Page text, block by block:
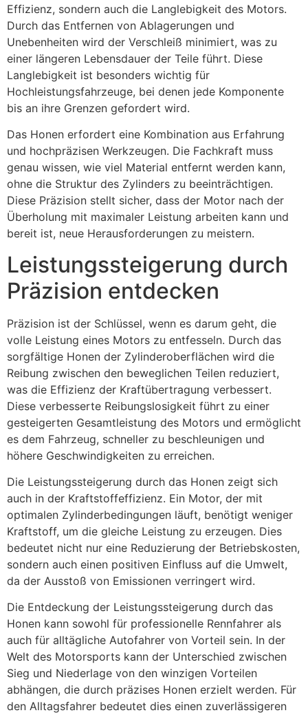
Effizienz, sondern auch die Langlebigkeit des Motors.
Durch das Entfernen von Ablagerungen und
Unebenheiten wird der Verschleiß minimiert, was zu
einer längeren Lebensdauer der Teile führt. Diese
Langlebigkeit ist besonders wichtig für
Hochleistungsfahrzeuge, bei denen jede Komponente
bis an ihre Grenzen gefordert wird.
Das Honen erfordert eine Kombination aus Erfahrung
und hochpräzisen Werkzeugen. Die Fachkraft muss
genau wissen, wie viel Material entfernt werden kann,
ohne die Struktur des Zylinders zu beeinträchtigen.
Diese Präzision stellt sicher, dass der Motor nach der
Überholung mit maximaler Leistung arbeiten kann und
bereit ist, neue Herausforderungen zu meistern.
Leistungssteigerung durch
Präzision entdecken
Präzision ist der Schlüssel, wenn es darum geht, die
volle Leistung eines Motors zu entfesseln. Durch das
sorgfältige Honen der Zylinderoberflächen wird die
Reibung zwischen den beweglichen Teilen reduziert,
was die Effizienz der Kraftübertragung verbessert.
Diese verbesserte Reibungslosigkeit führt zu einer
gesteigerten Gesamtleistung des Motors und ermöglicht
es dem Fahrzeug, schneller zu beschleunigen und
höhere Geschwindigkeiten zu erreichen.
Die Leistungssteigerung durch das Honen zeigt sich
auch in der Kraftstoffeffizienz. Ein Motor, der mit
optimalen Zylinderbedingungen läuft, benötigt weniger
Kraftstoff, um die gleiche Leistung zu erzeugen. Dies
bedeutet nicht nur eine Reduzierung der Betriebskosten,
sondern auch einen positiven Einfluss auf die Umwelt,
da der Ausstoß von Emissionen verringert wird.
Die Entdeckung der Leistungssteigerung durch das
Honen kann sowohl für professionelle Rennfahrer als
auch für alltägliche Autofahrer von Vorteil sein. In der
Welt des Motorsports kann der Unterschied zwischen
Sieg und Niederlage von den winzigen Vorteilen
abhängen, die durch präzises Honen erzielt werden. Für
den Alltagsfahrer bedeutet dies einen zuverlässigeren